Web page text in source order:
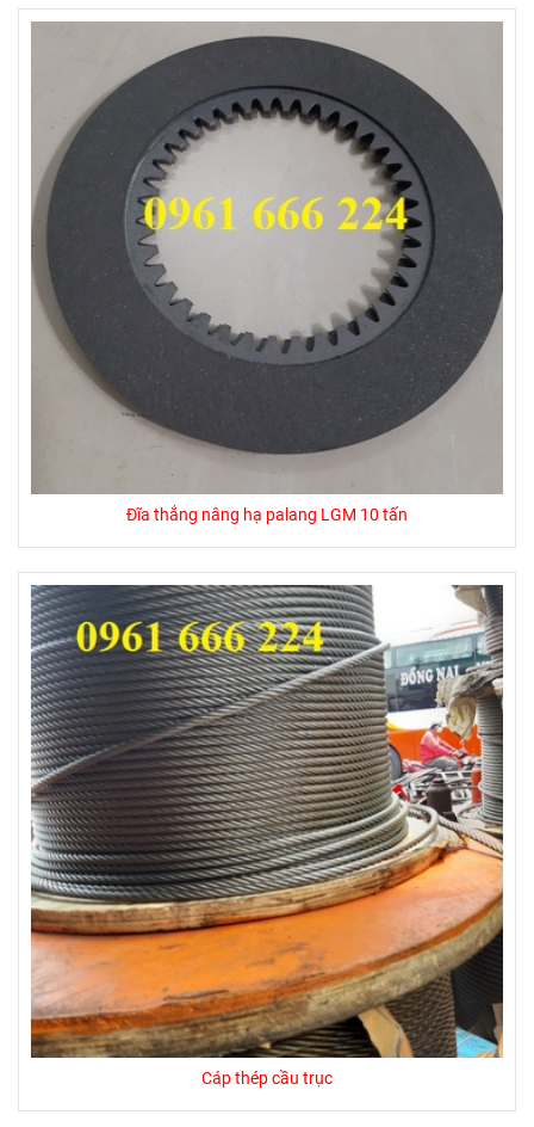
Đĩa thắng nâng hạ palang LGM 10 tấn
Cáp thép cầu trục